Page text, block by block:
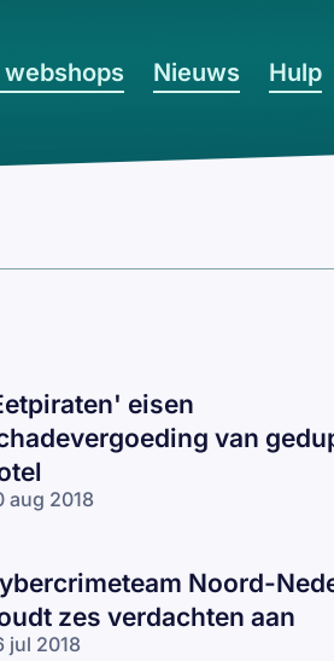
Nieuws Hulp
eisen
van
aug 2018
Noord-
zes verdachten aan
jul 2018